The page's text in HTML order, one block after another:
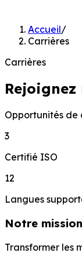
Accueil/
Carrières
Carrières
Opportunités de
3
Certifié ISO
12
Langues
Notre mission
Transformer les